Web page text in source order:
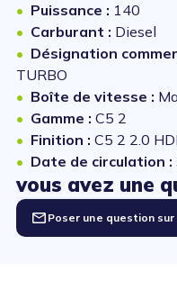
Puissance : 140
Carburant : Diesel
Désignation
TURBO
Boîte de vitesse :
Gamme : C5 2
Finition : C5 2 2.0
Date de circulation :
vous avez une
Poser une question